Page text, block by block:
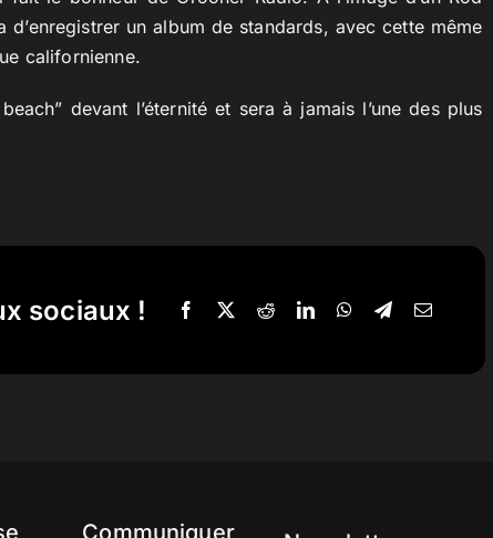
un album de standards, avec cette même
californienne.
devant l’éternité et sera à jamais l’une des plus
sociaux !
Communiquer